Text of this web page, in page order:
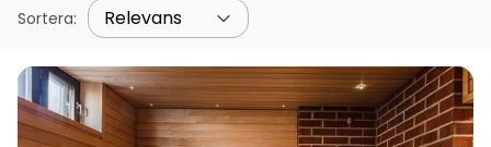
Sortera: